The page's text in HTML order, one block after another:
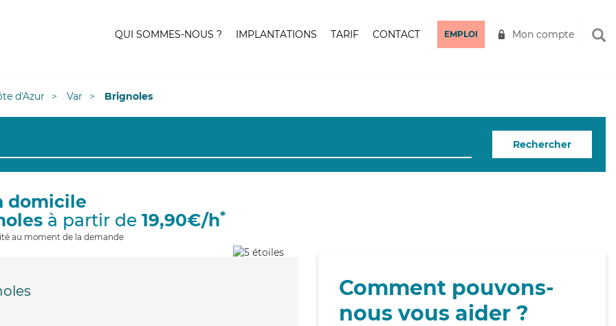
QUI SOMMES-NOUS ? IMPLANTATIONS TARIF CONTACT EMPLOI Mon compte
d'Azur Var Brignoles
Rechercher
domicile
à partir de 19,90€/h*
au moment de la demande
Comment pouvons-
nous vous aider ?